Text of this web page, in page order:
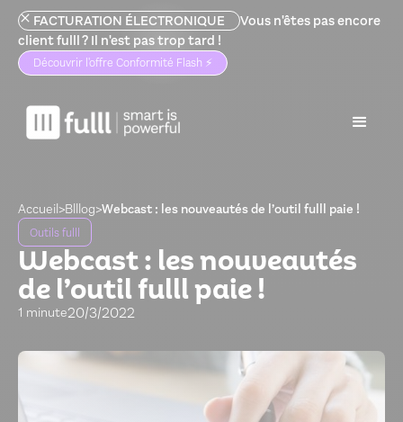
FACTURATION ÉLECTRONIQUE
Vous n'êtes pas encore
client fulll ? Il n'est pas trop tard !
Découvrir l'offre Conformité Flash ⚡️
Accueil>Blllog>Webcast : les nouveautés de l’outil fulll paie !
Outils fulll
Webcast : les nouveautés
de l’outil fulll paie !
1 minute20/3/2022